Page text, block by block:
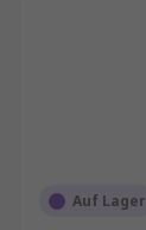
Auf Lager